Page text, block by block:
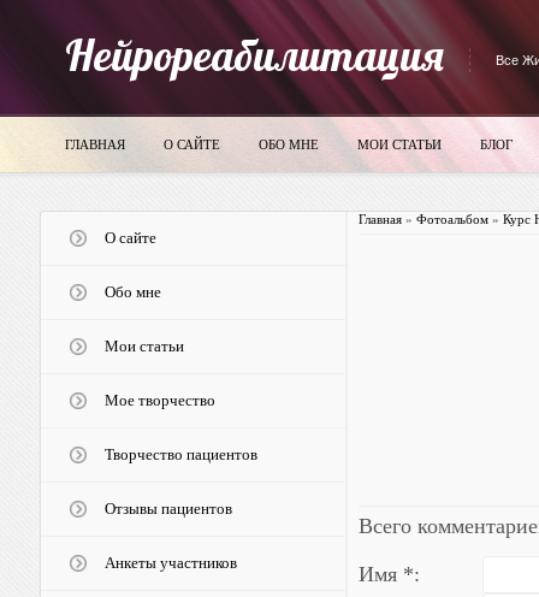
Нейрореабилитация Все
ГЛАВНАЯ О САЙТЕ ОБО МНЕ МОИ СТАТЬИ БЛОГ
О сайте
Обо мне
Мои статьи
Мое творчество
Творчество пациентов
Отзывы пациентов
Анкеты участников
Главная» Фотоальбом» Курс
Всего
Имя *: